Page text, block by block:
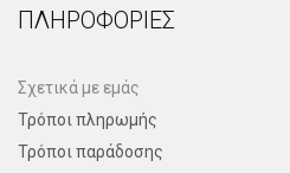
ΠΛΗΡΟΦΟΡΊΕΣ
Σχετικά με εμάς
Τρόποι πληρωμής
Τρόποι παράδοσης